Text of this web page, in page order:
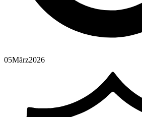
05März2026